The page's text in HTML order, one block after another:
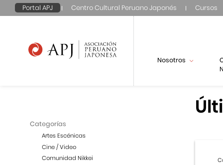
Portal APJ Centro Cultural Peruano Japonés Cursos
Nosotros
Categorías
Artes Escénicas
Cine / Video
Comunidad Nikkei